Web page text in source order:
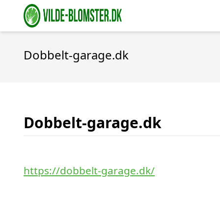
Dobbelt-garage.dk
Dobbelt-garage.dk
https://dobbelt-garage.dk/